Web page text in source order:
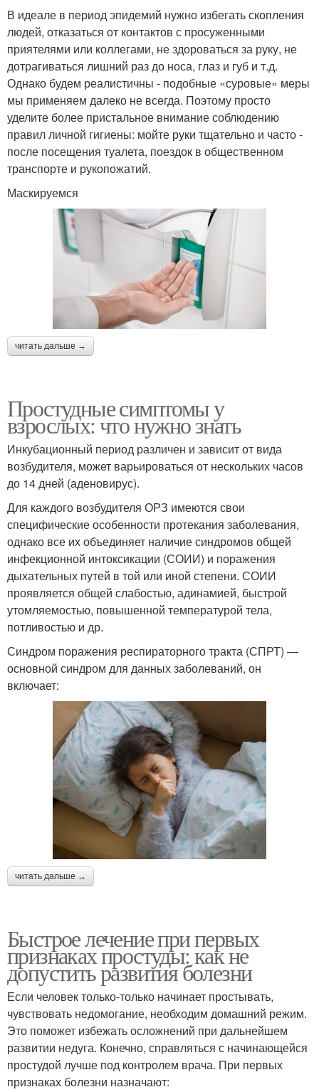
В идеале в период эпидемий нужно избегать скопления
людей, отказаться от контактов с просуженными
приятелями или коллегами, не здороваться за руку, не
дотрагиваться лишний раз до носа, глаз и губ и т.д.
Однако будем реалистичны - подобные «суровые» меры
мы применяем далеко не всегда. Поэтому просто
уделите более пристальное внимание соблюдению
правил личной гигиены: мойте руки тщательно и часто -
после посещения туалета, поездок в общественном
транспорте и рукопожатий.
Маскируемся
читать дальше →
Простудные симптомы у
взрослых: что нужно знать
Инкубационный период различен и зависит от вида
возбудителя, может варьироваться от нескольких часов
до 14 дней (аденовирус).
Для каждого возбудителя ОРЗ имеются свои
специфические особенности протекания заболевания,
однако все их объединяет наличие синдромов общей
инфекционной интоксикации (СОИИ) и поражения
дыхательных путей в той или иной степени. СОИИ
проявляется общей слабостью, адинамией, быстрой
утомляемостью, повышенной температурой тела,
потливостью и др.
Синдром поражения респираторного тракта (СПРТ) —
основной синдром для данных заболеваний, он
включает:
читать дальше →
Быстрое лечение при первых
признаках простуды: как не
допустить развития болезни
Если человек только-только начинает простывать,
чувствовать недомогание, необходим домашний режим.
Это поможет избежать осложнений при дальнейшем
развитии недуга. Конечно, справляться с начинающейся
простудой лучше под контролем врача. При первых
признаках болезни назначают: